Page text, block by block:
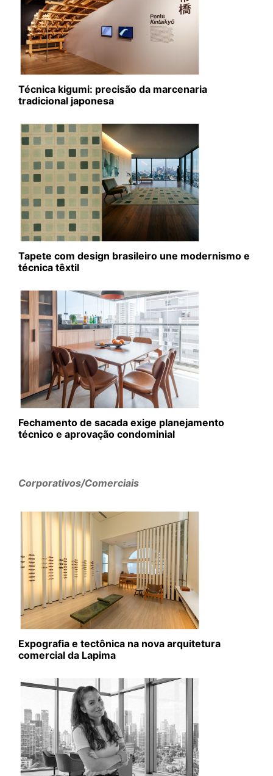
Técnica kigumi: precisão da marcenaria
tradicional japonesa
Tapete com design brasileiro une modernismo e
técnica têxtil
Fechamento de sacada exige planejamento
técnico e aprovação condominial
Corporativos/Comerciais
Expografia e tectônica na nova arquitetura
comercial da Lapima